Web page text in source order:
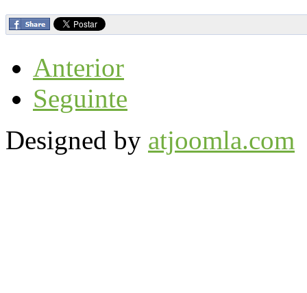
Anterior
Seguinte
Designed by atjoomla.com